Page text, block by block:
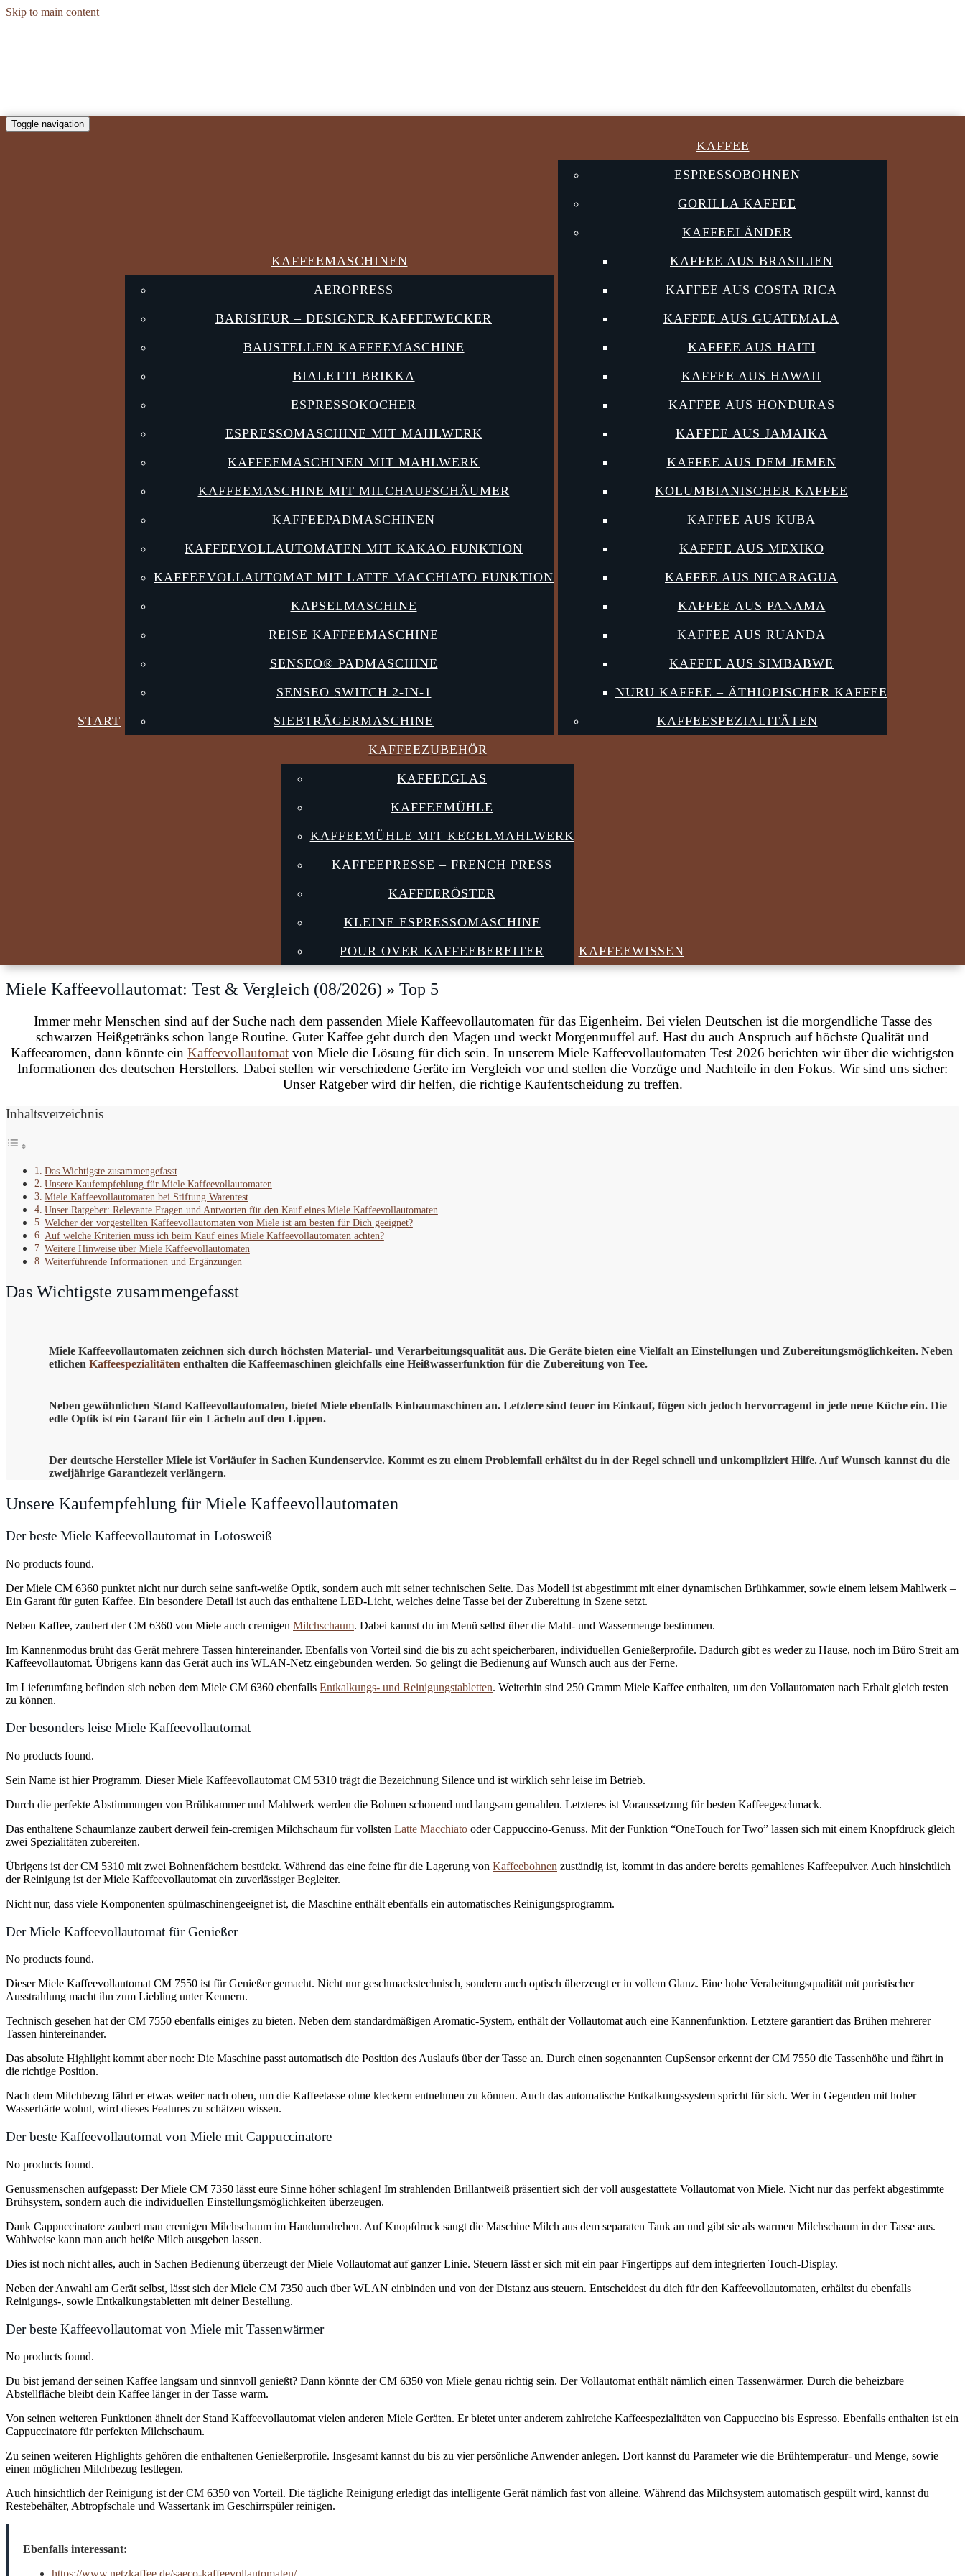
Skip to main content
Toggle navigation
START
KAFFEEMASCHINEN
AEROPRESS
BARISIEUR – DESIGNER KAFFEEWECKER
BAUSTELLEN KAFFEEMASCHINE
BIALETTI BRIKKA
ESPRESSOKOCHER
ESPRESSOMASCHINE MIT MAHLWERK
KAFFEEMASCHINEN MIT MAHLWERK
KAFFEEMASCHINE MIT MILCHAUFSCHÄUMER
KAFFEEPADMASCHINEN
KAFFEEVOLLAUTOMATEN MIT KAKAO FUNKTION
KAFFEEVOLLAUTOMAT MIT LATTE MACCHIATO FUNKTION
KAPSELMASCHINE
REISE KAFFEEMASCHINE
SENSEO® PADMASCHINE
SENSEO SWITCH 2-IN-1
SIEBTRÄGERMASCHINE
KAFFEE
ESPRESSOBOHNEN
GORILLA KAFFEE
KAFFEELÄNDER
KAFFEE AUS BRASILIEN
KAFFEE AUS COSTA RICA
KAFFEE AUS GUATEMALA
KAFFEE AUS HAITI
KAFFEE AUS HAWAII
KAFFEE AUS HONDURAS
KAFFEE AUS JAMAIKA
KAFFEE AUS DEM JEMEN
KOLUMBIANISCHER KAFFEE
KAFFEE AUS KUBA
KAFFEE AUS MEXIKO
KAFFEE AUS NICARAGUA
KAFFEE AUS PANAMA
KAFFEE AUS RUANDA
KAFFEE AUS SIMBABWE
NURU KAFFEE – ÄTHIOPISCHER KAFFEE
KAFFEESPEZIALITÄTEN
KAFFEEZUBEHÖR
KAFFEEGLAS
KAFFEEMÜHLE
KAFFEEMÜHLE MIT KEGELMAHLWERK
KAFFEEPRESSE – FRENCH PRESS
KAFFEERÖSTER
KLEINE ESPRESSOMASCHINE
POUR OVER KAFFEEBEREITER
KAFFEEWISSEN
Miele Kaffeevollautomat: Test & Vergleich (08/2026) » Top 5
Immer mehr Menschen sind auf der Suche nach dem passenden Miele Kaffeevollautomaten für das Eigenheim. Bei vielen Deutschen ist die morgendliche Tasse des
schwarzen Heißgetränks schon lange Routine. Guter Kaffee geht durch den Magen und weckt Morgenmuffel auf. Hast du auch Anspruch auf höchste Qualität und
Kaffeearomen, dann könnte ein Kaffeevollautomat von Miele die Lösung für dich sein. In unserem Miele Kaffeevollautomaten Test 2026 berichten wir über die wichtigsten
Informationen des deutschen Herstellers. Dabei stellen wir verschiedene Geräte im Vergleich vor und stellen die Vorzüge und Nachteile in den Fokus. Wir sind uns sicher:
Unser Ratgeber wird dir helfen, die richtige Kaufentscheidung zu treffen.
Inhaltsverzeichnis
Das Wichtigste zusammengefasst
Unsere Kaufempfehlung für Miele Kaffeevollautomaten
Miele Kaffeevollautomaten bei Stiftung Warentest
Unser Ratgeber: Relevante Fragen und Antworten für den Kauf eines Miele Kaffeevollautomaten
Welcher der vorgestellten Kaffeevollautomaten von Miele ist am besten für Dich geeignet?
Auf welche Kriterien muss ich beim Kauf eines Miele Kaffeevollautomaten achten?
Weitere Hinweise über Miele Kaffeevollautomaten
Weiterführende Informationen und Ergänzungen
Das Wichtigste zusammengefasst
Miele Kaffeevollautomaten zeichnen sich durch höchsten Material- und Verarbeitungsqualität aus. Die Geräte bieten eine Vielfalt an Einstellungen und Zubereitungsmöglichkeiten. Neben
etlichen Kaffeespezialitäten enthalten die Kaffeemaschinen gleichfalls eine Heißwasserfunktion für die Zubereitung von Tee.
Neben gewöhnlichen Stand Kaffeevollautomaten, bietet Miele ebenfalls Einbaumaschinen an. Letztere sind teuer im Einkauf, fügen sich jedoch hervorragend in jede neue Küche ein. Die
edle Optik ist ein Garant für ein Lächeln auf den Lippen.
Der deutsche Hersteller Miele ist Vorläufer in Sachen Kundenservice. Kommt es zu einem Problemfall erhältst du in der Regel schnell und unkompliziert Hilfe. Auf Wunsch kannst du die
zweijährige Garantiezeit verlängern.
Unsere Kaufempfehlung für Miele Kaffeevollautomaten
Der beste Miele Kaffeevollautomat in Lotosweiß
No products found.
Der Miele CM 6360 punktet nicht nur durch seine sanft-weiße Optik, sondern auch mit seiner technischen Seite. Das Modell ist abgestimmt mit einer dynamischen Brühkammer, sowie einem leisem Mahlwerk –
Ein Garant für guten Kaffee. Ein besondere Detail ist auch das enthaltene LED-Licht, welches deine Tasse bei der Zubereitung in Szene setzt.
Neben Kaffee, zaubert der CM 6360 von Miele auch cremigen Milchschaum. Dabei kannst du im Menü selbst über die Mahl- und Wassermenge bestimmen.
Im Kannenmodus brüht das Gerät mehrere Tassen hintereinander. Ebenfalls von Vorteil sind die bis zu acht speicherbaren, individuellen Genießerprofile. Dadurch gibt es weder zu Hause, noch im Büro Streit am
Kaffeevollautomat. Übrigens kann das Gerät auch ins WLAN-Netz eingebunden werden. So gelingt die Bedienung auf Wunsch auch aus der Ferne.
Im Lieferumfang befinden sich neben dem Miele CM 6360 ebenfalls Entkalkungs- und Reinigungstabletten. Weiterhin sind 250 Gramm Miele Kaffee enthalten, um den Vollautomaten nach Erhalt gleich testen
zu können.
Der besonders leise Miele Kaffeevollautomat
No products found.
Sein Name ist hier Programm. Dieser Miele Kaffeevollautomat CM 5310 trägt die Bezeichnung Silence und ist wirklich sehr leise im Betrieb.
Durch die perfekte Abstimmungen von Brühkammer und Mahlwerk werden die Bohnen schonend und langsam gemahlen. Letzteres ist Voraussetzung für besten Kaffeegeschmack.
Das enthaltene Schaumlanze zaubert derweil fein-cremigen Milchschaum für vollsten Latte Macchiato oder Cappuccino-Genuss. Mit der Funktion “OneTouch for Two” lassen sich mit einem Knopfdruck gleich
zwei Spezialitäten zubereiten.
Übrigens ist der CM 5310 mit zwei Bohnenfächern bestückt. Während das eine feine für die Lagerung von Kaffeebohnen zuständig ist, kommt in das andere bereits gemahlenes Kaffeepulver. Auch hinsichtlich
der Reinigung ist der Miele Kaffeevollautomat ein zuverlässiger Begleiter.
Nicht nur, dass viele Komponenten spülmaschinengeeignet ist, die Maschine enthält ebenfalls ein automatisches Reinigungsprogramm.
Der Miele Kaffeevollautomat für Genießer
No products found.
Dieser Miele Kaffeevollautomat CM 7550 ist für Genießer gemacht. Nicht nur geschmackstechnisch, sondern auch optisch überzeugt er in vollem Glanz. Eine hohe Verabeitungsqualität mit puristischer
Ausstrahlung macht ihn zum Liebling unter Kennern.
Technisch gesehen hat der CM 7550 ebenfalls einiges zu bieten. Neben dem standardmäßigen Aromatic-System, enthält der Vollautomat auch eine Kannenfunktion. Letztere garantiert das Brühen mehrerer
Tassen hintereinander.
Das absolute Highlight kommt aber noch: Die Maschine passt automatisch die Position des Auslaufs über der Tasse an. Durch einen sogenannten CupSensor erkennt der CM 7550 die Tassenhöhe und fährt in
die richtige Position.
Nach dem Milchbezug fährt er etwas weiter nach oben, um die Kaffeetasse ohne kleckern entnehmen zu können. Auch das automatische Entkalkungssystem spricht für sich. Wer in Gegenden mit hoher
Wasserhärte wohnt, wird dieses Features zu schätzen wissen.
Der beste Kaffeevollautomat von Miele mit Cappuccinatore
No products found.
Genussmenschen aufgepasst: Der Miele CM 7350 lässt eure Sinne höher schlagen! Im strahlenden Brillantweiß präsentiert sich der voll ausgestattete Vollautomat von Miele. Nicht nur das perfekt abgestimmte
Brühsystem, sondern auch die individuellen Einstellungsmöglichkeiten überzeugen.
Dank Cappuccinatore zaubert man cremigen Milchschaum im Handumdrehen. Auf Knopfdruck saugt die Maschine Milch aus dem separaten Tank an und gibt sie als warmen Milchschaum in der Tasse aus.
Wahlweise kann man auch heiße Milch ausgeben lassen.
Dies ist noch nicht alles, auch in Sachen Bedienung überzeugt der Miele Vollautomat auf ganzer Linie. Steuern lässt er sich mit ein paar Fingertipps auf dem integrierten Touch-Display.
Neben der Anwahl am Gerät selbst, lässt sich der Miele CM 7350 auch über WLAN einbinden und von der Distanz aus steuern. Entscheidest du dich für den Kaffeevollautomaten, erhältst du ebenfalls
Reinigungs-, sowie Entkalkungstabletten mit deiner Bestellung.
Der beste Kaffeevollautomat von Miele mit Tassenwärmer
No products found.
Du bist jemand der seinen Kaffee langsam und sinnvoll genießt? Dann könnte der CM 6350 von Miele genau richtig sein. Der Vollautomat enthält nämlich einen Tassenwärmer. Durch die beheizbare
Abstellfläche bleibt dein Kaffee länger in der Tasse warm.
Von seinen weiteren Funktionen ähnelt der Stand Kaffeevollautomat vielen anderen Miele Geräten. Er bietet unter anderem zahlreiche Kaffeespezialitäten von Cappuccino bis Espresso. Ebenfalls enthalten ist ein
Cappuccinatore für perfekten Milchschaum.
Zu seinen weiteren Highlights gehören die enthaltenen Genießerprofile. Insgesamt kannst du bis zu vier persönliche Anwender anlegen. Dort kannst du Parameter wie die Brühtemperatur- und Menge, sowie
einen möglichen Milchbezug festlegen.
Auch hinsichtlich der Reinigung ist der CM 6350 von Vorteil. Die tägliche Reinigung erledigt das intelligente Gerät nämlich fast von alleine. Während das Milchsystem automatisch gespült wird, kannst du
Restebehälter, Abtropfschale und Wassertank im Geschirrspüler reinigen.
Ebenfalls interessant: